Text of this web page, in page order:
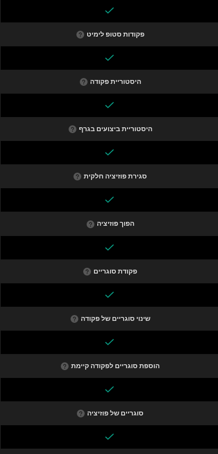
פקודות סטופ לימיט
היסטוריית פקודה
היסטוריית ביצועים בגרף
סגירת פוזיציה חלקית
הפוך פוזיציה
פקודת סוגריים
שינוי סוגריים של פקודה
הוספת סוגריים לפקודה קיימת
סוגריים של פוזיציה